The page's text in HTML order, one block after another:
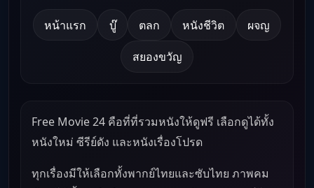
หน้าแรก บู๊ ตลก หนังชีวิต ผจญ
สยองขวัญ
Free Movie 24 คือที่ที่รวมหนังให้ดูฟรี เลือกดูได้ทั้ง
หนังใหม่ ซีรีย์ดัง และหนังเรื่องโปรด
ทุกเรื่องมีให้เลือกทั้งพากย์ไทยและซับไทย ภาพคม